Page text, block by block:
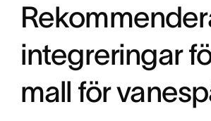
integreringar
mall för